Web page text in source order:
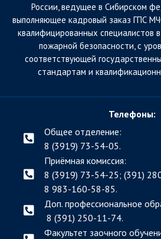
России, ведущее в Сибирском
выполняющее кадровый заказ ГПС
квалифицированных специалистов
пожарной безопасности, с
соответствующей
стандартам и
Телефоны:
Общее отделение:
8 (3919) 73-54-05.
Приёмная комиссия:
8 (3919) 73-54-25; (391)
8 983-160-58-85.
Доп. профессиональное
8 (391) 250-11-74.
Факультет заочного